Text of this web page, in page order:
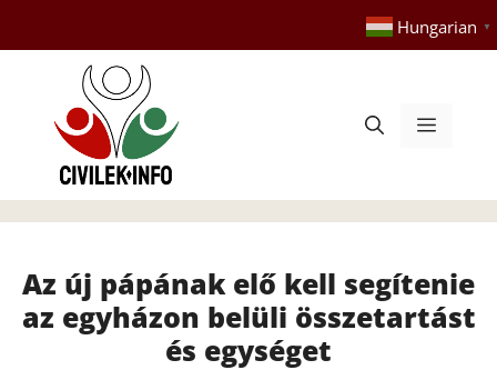
tartalomba
Hungarian ▼
Menü
Az új pápának elő kell segítenie
az egyházon belüli összetartást
és egységet